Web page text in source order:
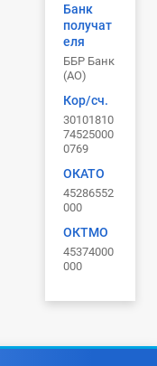
Банк
получат
еля
ББР Банк
(АО)
Кор/сч.
30101810
74525000
0769
ОКАТО
45286552
000
ОКТМО
45374000
000